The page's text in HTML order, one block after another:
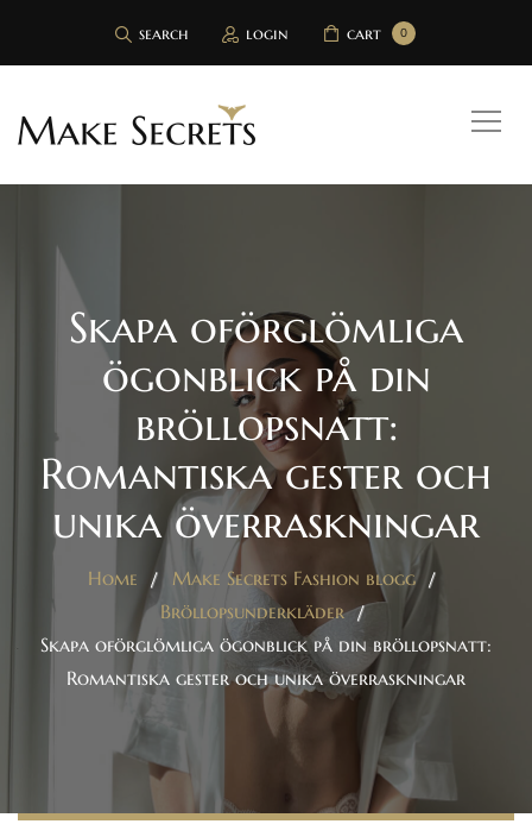
search login 0
cart
Skapa oförglömliga
ögonblick på din
bröllopsnatt:
Romantiska gester och
unika överraskningar
Home
Make Secrets Fashion blogg
Bröllopsunderkläder
Skapa oförglömliga ögonblick på din bröllopsnatt:
Romantiska gester och unika överraskningar